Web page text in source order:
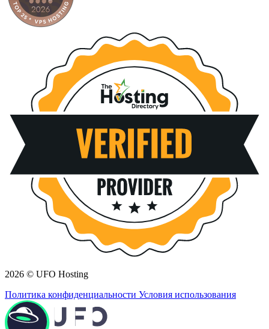
2026 © UFO Hosting
Политика конфиденциальности Условия использования